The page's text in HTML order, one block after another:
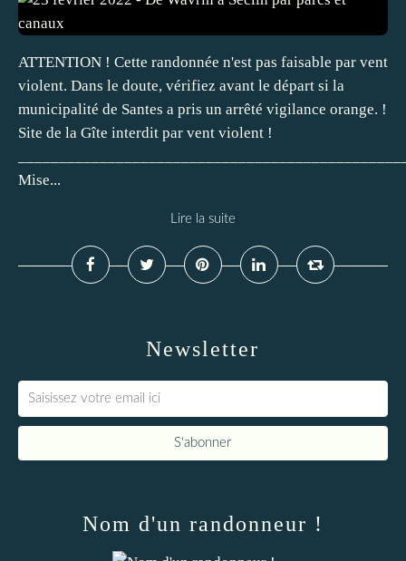
ATTENTION ! Cette randonnée n'est pas faisable par vent
violent. Dans le doute, vérifiez avant le départ si la
municipalité de Santes a pris un arrêté vigilance orange. !
Site de la Gîte interdit par vent violent !
Mise...
Lire la suite
Newsletter
Nom d'un randonneur !